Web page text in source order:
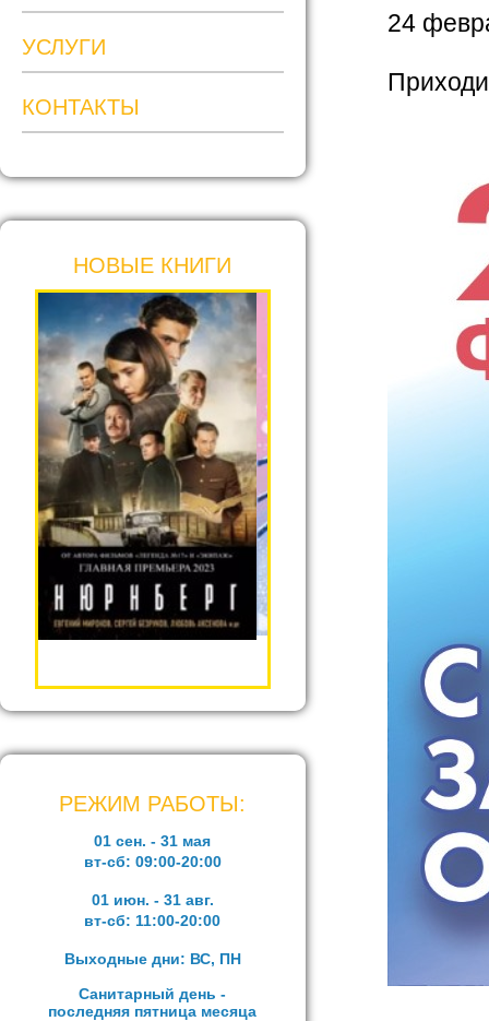
УСЛУГИ
КОНТАКТЫ
НОВЫЕ КНИГИ
РЕЖИМ РАБОТЫ:
01 сен. - 31 мая
вт-сб: 09:00-20:00
01 июн. - 31 авг.
вт-сб: 11:00-20:00
Выходные дни: ВС, ПН
Санитарный день -
последняя пятница месяца
24